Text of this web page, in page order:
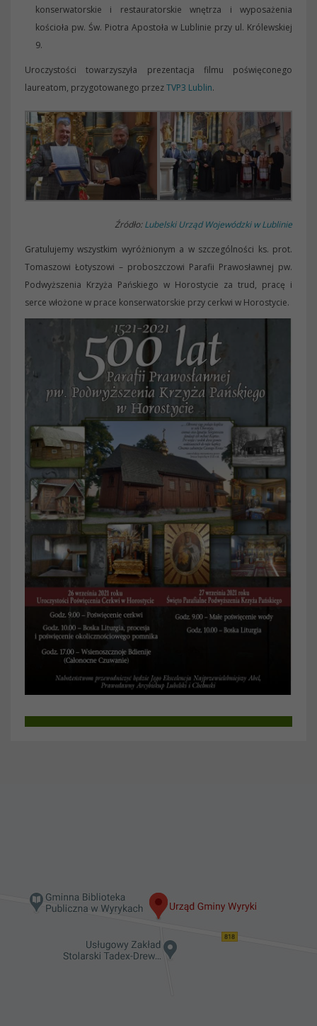
konserwatorskie i restauratorskie wnętrza i wyposażenia
kościoła pw. Św. Piotra Apostoła w Lublinie przy ul. Królewskiej
9.
Uroczystości towarzyszyła prezentacja filmu poświęconego
laureatom, przygotowanego przezTVP3 Lublin.
Źródło:Lubelski Urząd Wojewódzki w Lublinie
Gratulujemy wszystkim wyróżnionym a w szczególności ks. prot.
Tomaszowi Łotyszowi – proboszczowi Parafii Prawosławnej pw.
Podwyższenia Krzyża Pańskiego w Horostycie za trud, pracę i
serce włożone w prace konserwatorskie przy cerkwi w Horostycie.